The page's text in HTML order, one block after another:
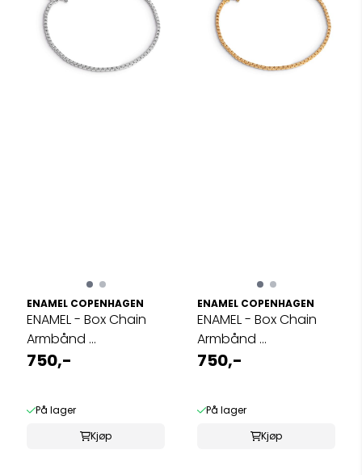
ENAMEL COPENHAGEN
ENAMEL - Box Chain
Armbånd ...
750,-
På lager
Kjøp
ENAMEL COPENHAGEN
ENAMEL - Box Chain
Armbånd ...
750,-
På lager
Kjøp